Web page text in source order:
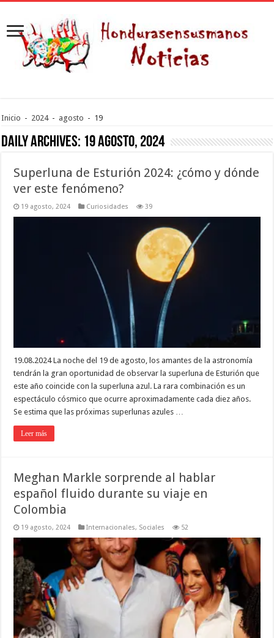
Inicio - 2024 - agosto - 19
Daily Archives: 19 agosto, 2024
Superluna de Esturión 2024: ¿cómo y dónde
ver este fenómeno?
19 agosto, 2024 Curiosidades 39
19.08.2024 La noche del 19 de agosto, los amantes de la astronomía
tendrán la gran oportunidad de observar la superluna de Esturión que
este año coincide con la superluna azul. La rara combinación es un
espectáculo cósmico que ocurre aproximadamente cada diez años.
Se estima que las próximas superlunas azules …
Leer más
Meghan Markle sorprende al hablar
español fluido durante su viaje en
Colombia
19 agosto, 2024 Internacionales, Sociales 52